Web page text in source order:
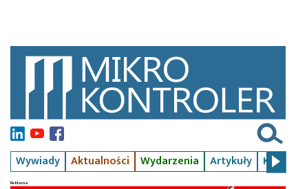
Wywiady Aktualności Wydarzenia Artykuły Kursy